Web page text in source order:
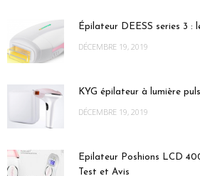
Épilateur DEESS series 3 :
DÉCEMBRE 19, 2019
KYG épilateur à lumière
DÉCEMBRE 19, 2019
Epilateur Poshions LCD
Test et Avis